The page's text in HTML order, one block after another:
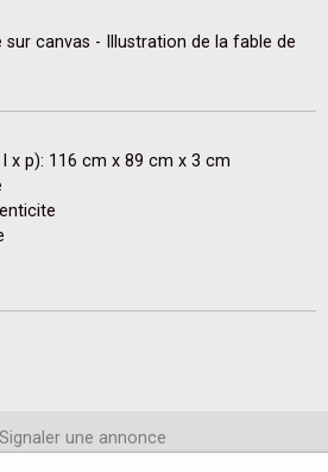
sur canvas - Illustration de la fable de
l x p): 116 cm x 89 cm x 3 cm
Signaler une annonce